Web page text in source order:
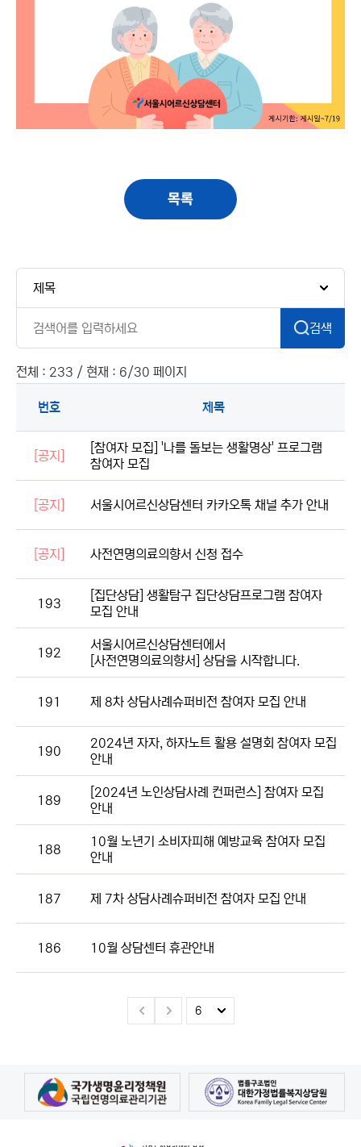
목록
검색
전체 : 233 / 현재 : 6/30 페이지
번호 제목
[공지]
[참여자 모집] '나를 돌보는 생활명상' 프로그램
참여자 모집
[공지] 서울시어르신상담센터 카카오톡 채널 추가 안내
[공지] 사전연명의료의향서 신청 접수
193
[집단상담] 생활탐구 집단상담프로그램 참여자
모집 안내
192
서울시어르신상담센터에서
[사전연명의료의향서] 상담을 시작합니다.
191 제 8차 상담사례슈퍼비전 참여자 모집 안내
190
2024년 자자, 하자노트 활용 설명회 참여자 모집
안내
189
[2024년 노인상담사례 컨퍼런스] 참여자 모집
안내
188
10월 노년기 소비자피해 예방교육 참여자 모집
안내
187 제 7차 상담사례슈퍼비전 참여자 모집 안내
186 10월 상담센터 휴관안내